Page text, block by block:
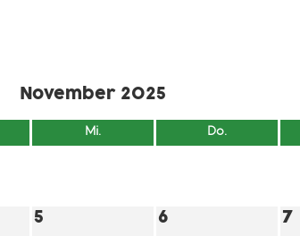
November 2025
Mi. Do.
5 6 7